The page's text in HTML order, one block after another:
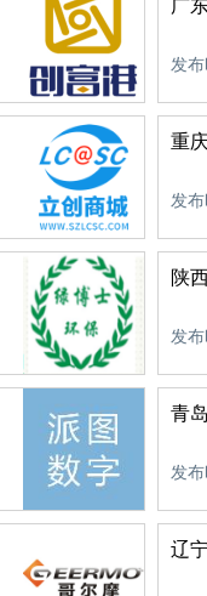
广
发
重
发
陕
发
青
发
辽